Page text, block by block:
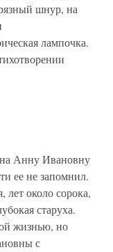
шнур, на
лампочка.
на Анну Ивановну
ее не запомнил.
лет около сорока,
старуха.
жизнью, но
с